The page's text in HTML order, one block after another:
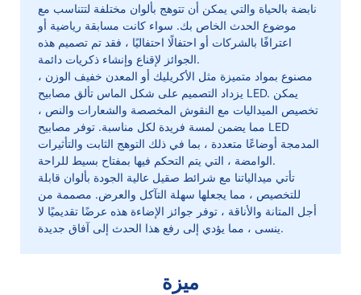
نابضة بالحياة والتي يمكن أن تتوهج بألوان مختلفة لتتناسب مع
موضوع الحدث الخاص بك. سواء كانت مسابقة رياضية أو
اعترافًا بالشركات أو احتفالًا احتفاليًا ، فقد تم تصميم هذه
الجوائز لإقناع وإنشاء ذكريات دائمة.
مصنوع بمواد متميزة مثل الأكريليك أو المعدن خفيف الوزن ،
يزداد التصميم على شكل الماس تألق مصابيح LED. يمكن
تخصيص الميداليات مع النقوش المخصصة والشعارات والنص ،
مما يضمن لمسة فريدة لكل مناسبة. توفر مصابيح LED
المدمجة أوضاعًا متعددة ، بما في ذلك التوهج الثابت والتأثيرات
الوامضة ، التي يتم التحكم فيها بمفتاح بسيط للراحة.
تأتي ميدالياتنا مع شرائط صقيل عالية الجودة بألوان قابلة
للتخصيص ، مما يجعلها سهلة التآكل والعرض. مصممة من
أجل المتانة والأناقة ، توفر جوائز الإضاءة هذه عرضًا تقديميًا لا
ينسى ، مما يؤدي إلى رفع هذا الحدث إلى آفاق جديدة.
ميزة